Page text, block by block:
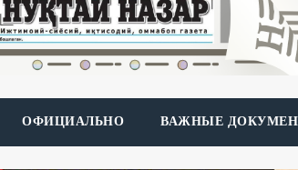
ОФИЦИАЛЬНО ВАЖНЫЕ